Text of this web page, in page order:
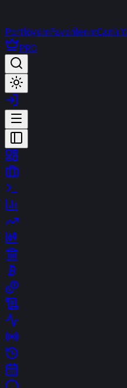
PortföyümFavorilerimCanlı
PRO